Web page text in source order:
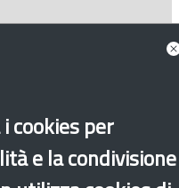
cookies per
e la condivisione